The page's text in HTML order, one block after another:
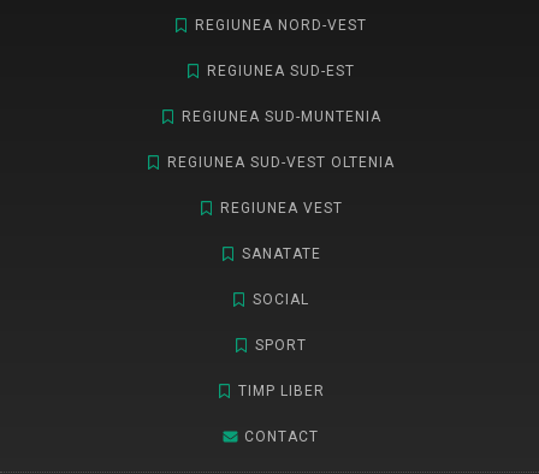
REGIUNEA NORD-VEST
REGIUNEA SUD-EST
REGIUNEA SUD-MUNTENIA
REGIUNEA SUD-VEST OLTENIA
REGIUNEA VEST
SANATATE
SOCIAL
SPORT
TIMP LIBER
CONTACT